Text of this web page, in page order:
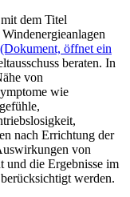
dem Titel
(Dokument, öffnet ein
beraten. In
von
wie
nach Errichtung der
von
und die Ergebnisse im
werden.